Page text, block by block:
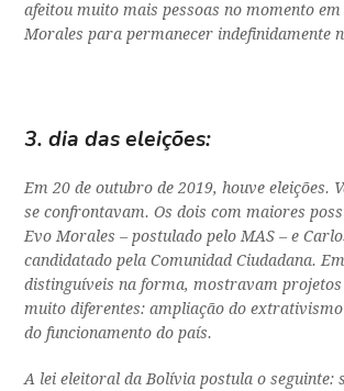
afeitou muito mais pessoas no momento em
Morales para permanecer indefinidamente
3. dia das eleições:
Em 20 de outubro de 2019, houve eleições.
se confrontavam. Os dois com maiores
Evo Morales – postulado pelo MAS – e
candidatado pela Comunidad Ciudadana.
distinguíveis na forma, mostravam projetos
muito diferentes: ampliação do
do funcionamento do país.
A lei eleitoral da Bolívia postula o seguinte: